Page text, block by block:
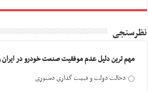
نظرسنجی
مهم ترین دلیل عدم موفقیت صنعت خودرو در ایران
دخالت دولت و قیمت گذاری دستوری